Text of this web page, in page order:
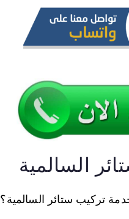
السالمية
تركيب ستائر السالمية؟